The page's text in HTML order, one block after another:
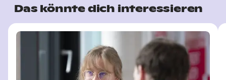
Das könnte dich interessieren